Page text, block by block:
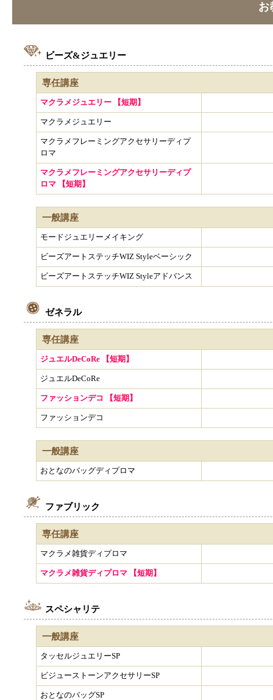
お
ビーズ&ジュエリー
専任講座
マクラメジュエリー 【短期】
マクラメジュエリー
マクラメフレーミングアクセサリーディプ
ロマ
マクラメフレーミングアクセサリーディプ
ロマ 【短期】
一般講座
モードジュエリーメイキング
ビーズアートステッチWIZ Styleベーシック
ビーズアートステッチWIZ Styleアドバンス
ゼネラル
専任講座
ジュエルDeCoRe 【短期】
ジュエルDeCoRe
ファッションデコ 【短期】
ファッションデコ
一般講座
おとなのバッグディプロマ
ファブリック
専任講座
マクラメ雑貨ディプロマ
マクラメ雑貨ディプロマ 【短期】
スペシャリテ
一般講座
タッセルジュエリーSP
ビジューストーンアクセサリーSP
おとなのバッグSP